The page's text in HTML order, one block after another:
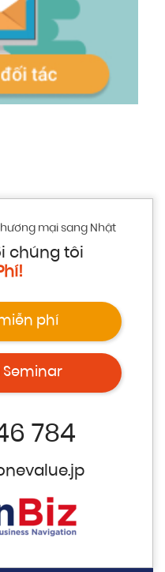
mại sang Nhật
chúng tôi
phí
Seminar
784